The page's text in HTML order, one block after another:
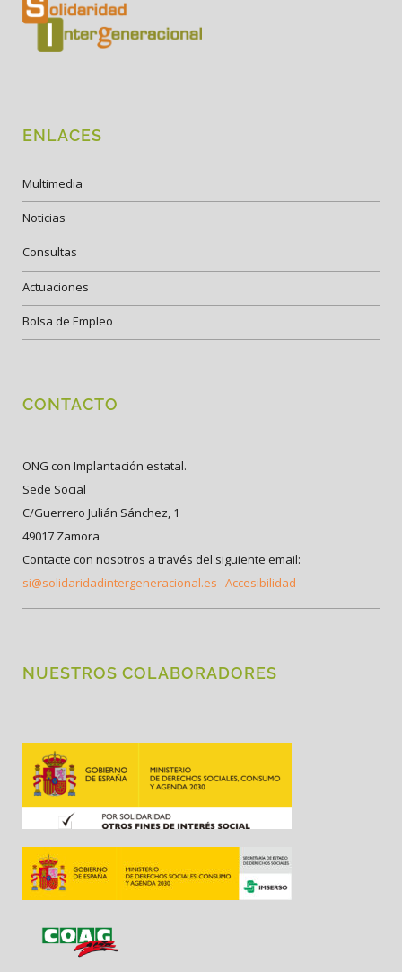
ENLACES
Multimedia
Noticias
Consultas
Actuaciones
Bolsa de Empleo
CONTACTO
ONG con Implantación estatal.
Sede Social
C/Guerrero Julián Sánchez, 1
49017 Zamora
Contacte con nosotros a través del siguiente email:
si@solidaridadintergeneracional.es Accesibilidad
NUESTROS COLABORADORES